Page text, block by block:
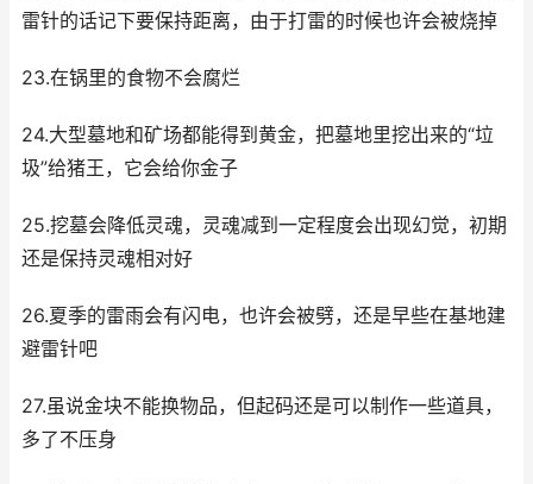
雷针的话记下要保持距离，由于打雷的时候也许会被烧掉
23.在锅里的食物不会腐烂
24.大型墓地和矿场都能得到黄金，把墓地里挖出来的“垃
圾”给猪王，它会给你金子
25.挖墓会降低灵魂，灵魂减到一定程度会出现幻觉，初期
还是保持灵魂相对好
26.夏季的雷雨会有闪电，也许会被劈，还是早些在基地建
避雷针吧
27.虽说金块不能换物品，但起码还是可以制作一些道具，
多了不压身